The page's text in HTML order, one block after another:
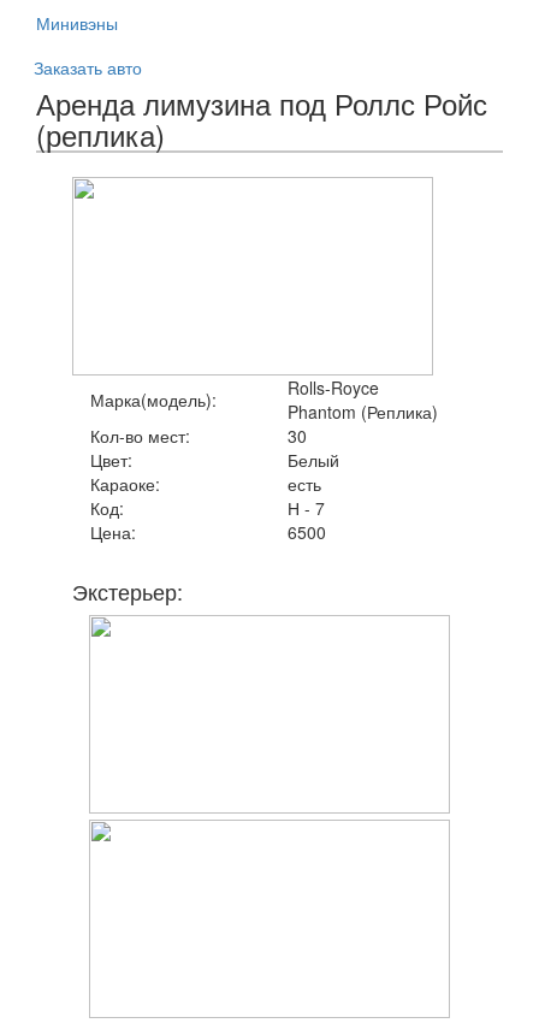
Минивэны
Заказать авто
Аренда лимузина под Роллс Ройс
(реплика)
Марка(модель):
Rolls-Royce
Phantom (Реплика)
Кол-во мест:
30
Цвет:
Белый
Караоке:
есть
Код:
Н - 7
Цена:
6500
Экстерьер: